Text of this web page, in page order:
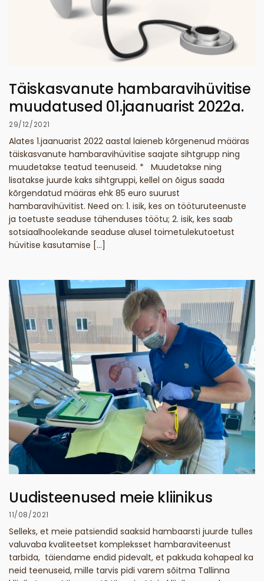
Täiskasvanute hambaravihüvitise
muudatused 01.jaanuarist 2022a.
29/12/2021
Alates 1.jaanuarist 2022 aastal laieneb kõrgenenud määras
täiskasvanute hambaravihüvitise saajate sihtgrupp ning
muudetakse teatud teenuseid. * Muudetakse ning
lisatakse juurde kaks sihtgruppi, kellel on õigus saada
kõrgendatud määras ehk 85 euro suurust
hambaravihüvitist. Need on: 1. isik, kes on tööturuteenuste
ja toetuste seaduse tähenduses töötu; 2. isik, kes saab
sotsiaalhoolekande seaduse alusel toimetulekutoetust
hüvitise kasutamise […]
Uudisteenused meie kliinikus
11/08/2021
Selleks, et meie patsiendid saaksid hambaarsti juurde tulles
valuvaba kvaliteetset kompleksset hambaraviteenust
tarbida, täiendame endid pidevalt, et pakkuda kohapeal ka
neid teenuseid, mille tarvis pidi varem sõitma Tallinna